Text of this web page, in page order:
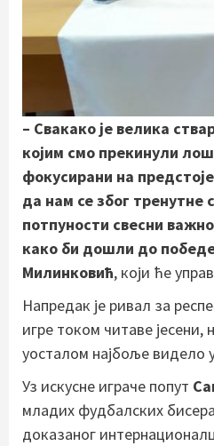
– Свакако је велика
којим смо прекинули
фокусирани на
да нам се због тренутне
потпуности свесни
како би дошли до
Милинковић, који ће
Напредак је ривал за
игре током читаве
уосталом најбоље видело
Уз искусне играче попут
младих фудбалских
доказаног